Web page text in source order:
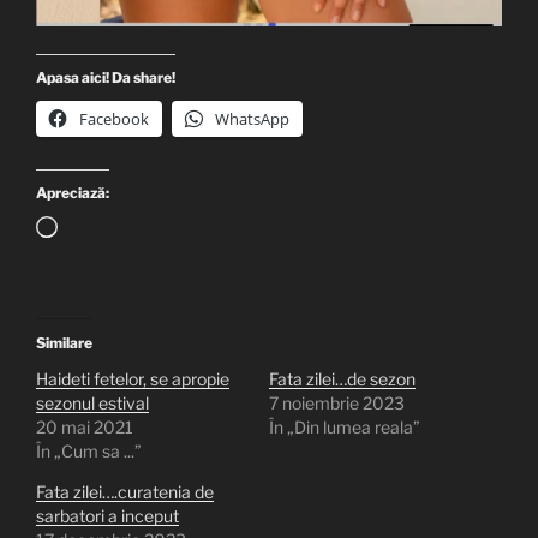
Apasa aici! Da share!
Facebook WhatsApp
Apreciază:
Încarc...
Similare
Haideti fetelor, se apropie
sezonul estival
20 mai 2021
În „Cum sa ...”
Fata zilei…de sezon
7 noiembrie 2023
În „Din lumea reala”
Fata zilei….curatenia de
sarbatori a inceput